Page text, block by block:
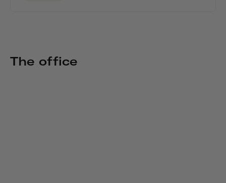
The office